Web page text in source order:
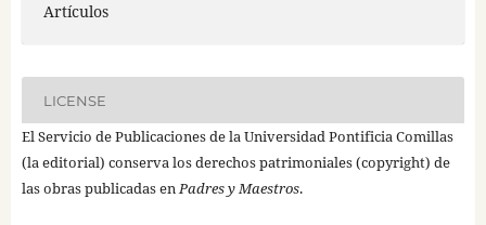
Artículos
LICENSE
El Servicio de Publicaciones de la Universidad Pontificia Comillas
(la editorial) conserva los derechos patrimoniales (copyright) de
las obras publicadas enPadres y Maestros.